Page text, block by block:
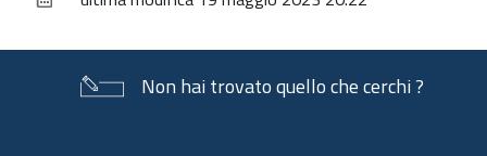
documento
Non hai trovato quello che cerchi ?